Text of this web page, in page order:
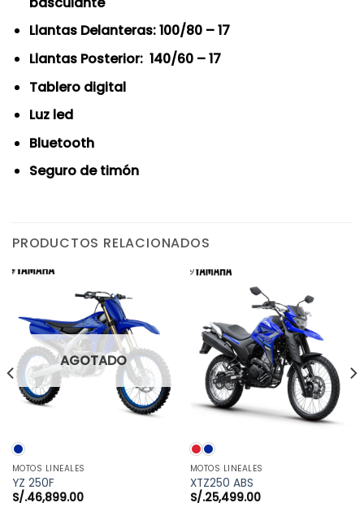
Llantas Delanteras: 100/80 – 17
Llantas Posterior: 140/60 – 17
Tablero digital
Luz led
Bluetooth
Seguro detimón
PRODUCTOS RELACIONADOS
AGOTADO
MOTOS LINEALES
YZ 250F
S/.46,899.00
MOTOS LINEALES
XTZ250 ABS
S/.25,499.00